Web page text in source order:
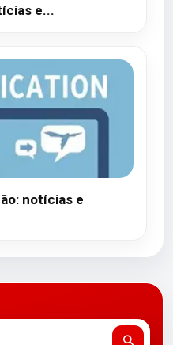
e...
notícias e